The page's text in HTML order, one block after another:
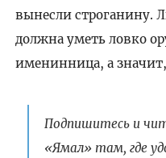
вынесли строганину.
должна уметь ловко
именинница, а
Подпишитесь и
«Ямал» там, где